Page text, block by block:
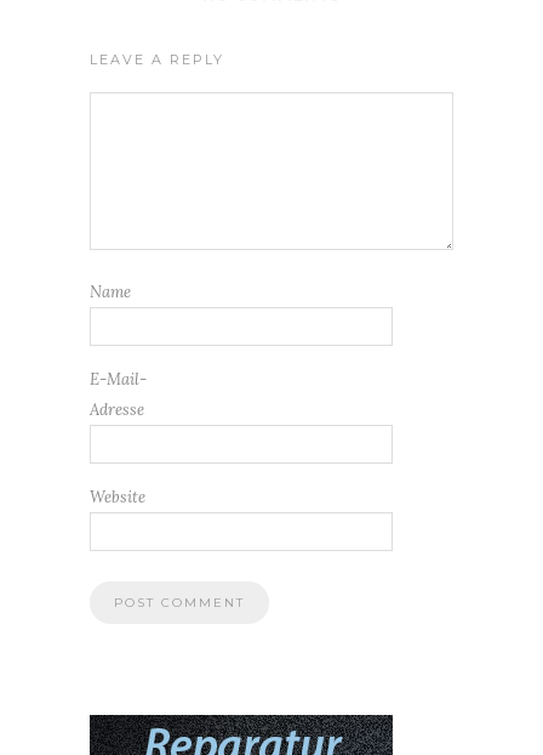
LEAVE A REPLY
Name
E-Mail-
Adresse
Website